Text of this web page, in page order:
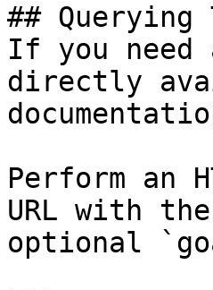
## Querying
If you
directly
Perform an
URL with
optional